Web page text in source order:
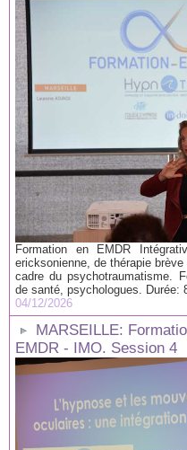
Formation en EMDR
ericksonienne, de thérapie
cadre du psychotraumatisme.
de santé, psychologues. Durée:
04/12/2026
MARSEILLE:
EMDR - IMO. Session 4